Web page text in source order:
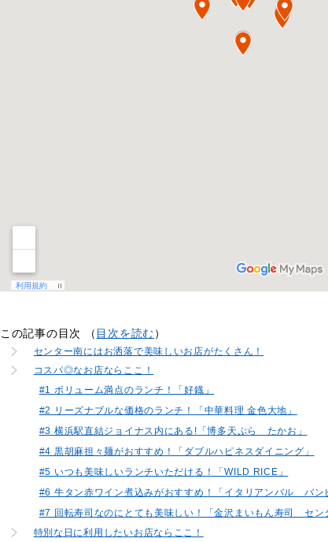
この記事の目次 （ 目次を読む ）
センター南にはお洒落で美味しいお店がたくさん！
コスパ◎なお店ならここ！
#1 ボリューム満点のランチ！「好鐡」
#2 リーズナブルな価格のランチ！「中華料理 金色大地」
#3 横浜駅直結ジョイナス内にある!「博多天ぷら たかお」
#4 黒胡麻担々麺がおすすめ！「ダブルハピネスダイニング」
#5 いつも美味しいランチいただける！「WILD RICE」
#6 牛タン赤ワイン煮込みがおすすめ！「イタリアンバル バン
#7 回転寿司なのにとても美味しい！「金沢まいもん寿司 セン
特別な日に利用したいお店ならここ！